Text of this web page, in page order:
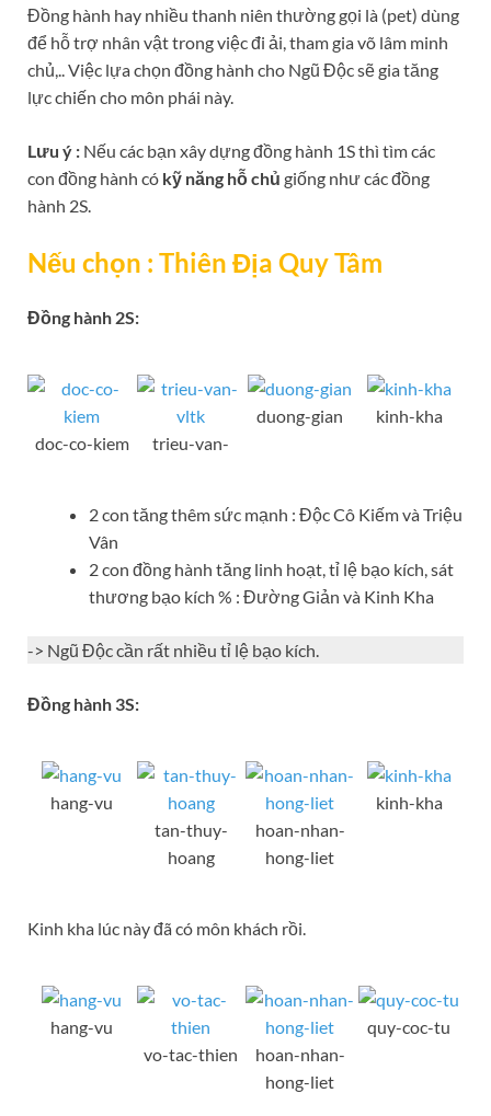
Đồng hành hay nhiều thanh niên thường gọi là (pet) dùng
để hỗ trợ nhân vật trong việc đi ải, tham gia võ lâm minh
chủ,.. Việc lựa chọn đồng hành cho Ngũ Độc sẽ gia tăng
lực chiến cho môn phái này.
Lưu ý : Nếu các bạn xây dựng đồng hành 1S thì tìm các
con đồng hành có kỹ năng hỗ chủ giống như các đồng
hành 2S.
Nếu chọn : Thiên Địa Quy Tâm
Đồng hành 2S:
doc-co-kiem trieu-van-
duong-gian kinh-kha
2 con tăng thêm sức mạnh : Độc Cô Kiếm và Triệu
Vân
2 con đồng hành tăng linh hoạt, tỉ lệ bạo kích, sát
thương bạo kích % : Đường Giản và Kinh Kha
-> Ngũ Độc cần rất nhiều tỉ lệ bạo kích.
Đồng hành 3S:
hang-vu
tan-thuy-
hoang
hoan-nhan-
hong-liet
kinh-kha
Kinh kha lúc này đã có môn khách rồi.
hang-vu
vo-tac-thien
hoan-nhan-
hong-liet
quy-coc-tu